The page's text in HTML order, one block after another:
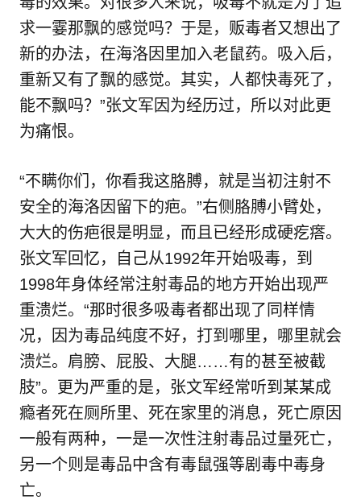
求一霎那飘的感觉吗？于是，贩毒者又想出了
新的办法，在海洛因里加入老鼠药。吸入后，
重新又有了飘的感觉。其实，人都快毒死了，
能不飘吗？”张文军因为经历过，所以对此更
为痛恨。
“不瞒你们，你看我这胳膊，就是当初注射不
安全的海洛因留下的疤。”右侧胳膊小臂处，
大大的伤疤很是明显，而且已经形成硬疙瘩。
张文军回忆，自己从1992年开始吸毒，到
1998年身体经常注射毒品的地方开始出现严
重溃烂。“那时很多吸毒者都出现了同样情
况，因为毒品纯度不好，打到哪里，哪里就会
溃烂。肩膀、屁股、大腿……有的甚至被截
肢”。更为严重的是，张文军经常听到某某成
瘾者死在厕所里、死在家里的消息，死亡原因
一般有两种，一是一次性注射毒品过量死亡，
另一个则是毒品中含有毒鼠强等剧毒中毒身
亡。